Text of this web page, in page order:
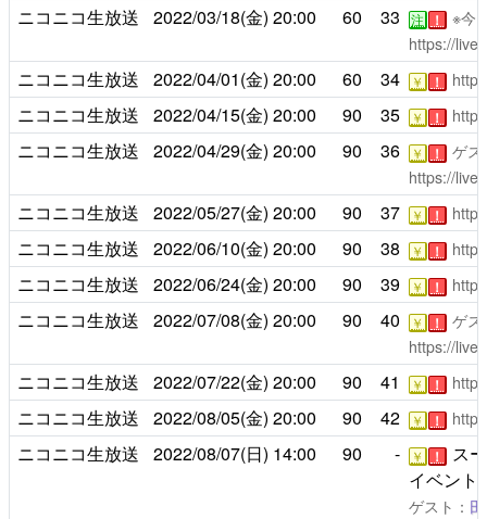
ニコニコ生放送 2022/03/18(金) 20:00 60 33 注 ！
※今
https://
ニコニコ生放送 2022/04/01(金) 20:00 60 34 ￥ ！
ニコニコ生放送 2022/04/15(金) 20:00 90 35 ￥ ！
ニコニコ生放送 2022/04/29(金) 20:00 90 36 ￥ ！
ゲス
https://
ニコニコ生放送 2022/05/27(金) 20:00 90 37 ￥ ！
ニコニコ生放送 2022/06/10(金) 20:00 90 38 ￥ ！
ニコニコ生放送 2022/06/24(金) 20:00 90 39 ￥ ！
ニコニコ生放送 2022/07/08(金) 20:00 90 40 ￥ ！
ゲス
https://
ニコニコ生放送 2022/07/22(金) 20:00 90 41 ￥ ！
ニコニコ生放送 2022/08/05(金) 20:00 90 42 ￥ ！
ニコニコ生放送 2022/08/07(日) 14:00 90 - ￥ ！
ス
イベント
ゲスト：